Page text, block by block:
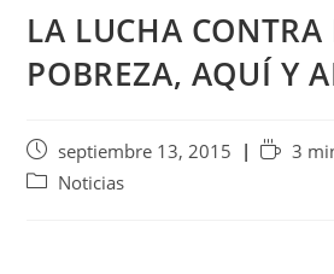
LA LUCHA CONTRA
POBREZA, AQUÍ Y
septiembre 13, 2015
3
Noticias